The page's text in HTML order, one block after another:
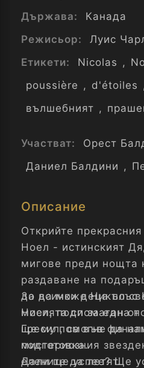
Държава:
Канада
Режисьор:
Луис
Етикети:
Nicolas ,
poussière , d'étoiles
вълшебният ,
Участват: Орест
Даниел Балдини ,
Описание
Открийте
Ноел - истинският
мигове преди нощта
раздаване на
до всички деца по
Ноел, подпомаган от
Гресил, са във
подготовка.
За да може Никълъс
мисията си за една
ще му помогне да
мистериозния
елените да летят.
Дали ще успее? Ще